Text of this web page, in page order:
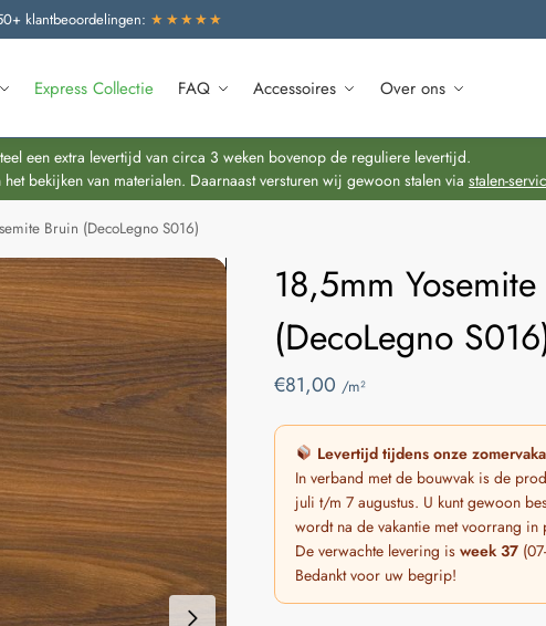
klantbeoordelingen: ★★★★★
Express Collectie FAQ Accessoires Over ons
een extra levertijd van circa 3 weken bovenop de reguliere levertijd.
bekijken van materialen. Daarnaast versturen wij gewoon stalen via stalen-
Bruin (DecoLegno S016)
18,5mm
(DecoLegno
€81,00 /m²
Levertijd tijdens onze
In verband met de bouwvak is de
juli t/m 7 augustus. U kunt gewoon
wordt na de vakantie met voorrang in
De verwachte levering isweek 37
Bedankt voor uw begrip!